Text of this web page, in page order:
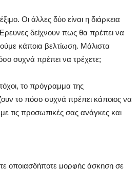
Οι άλλες δύο είναι η διάρκεια
δείχνουν πως θα πρέπει να
κάποια βελτίωση. Μάλιστα
συχνά πρέπει να τρέχετε;
το πρόγραμμα της
το πόσο συχνά πρέπει κάποιος να
με τις προσωπικές σας ανάγκες και
οποιασδήποτε μορφής άσκηση σε